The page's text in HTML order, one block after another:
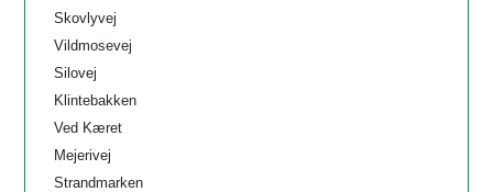
Skovlyvej
Vildmosevej
Silovej
Klintebakken
Ved Kæret
Mejerivej
Strandmarken